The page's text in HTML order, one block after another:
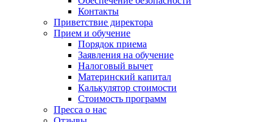
Контакты
Приветствие директора
Прием и обучение
Порядок приема
Заявления на обучение
Налоговый вычет
Материнский капитал
Калькулятор стоимости
Стоимость программ
Пресса о нас